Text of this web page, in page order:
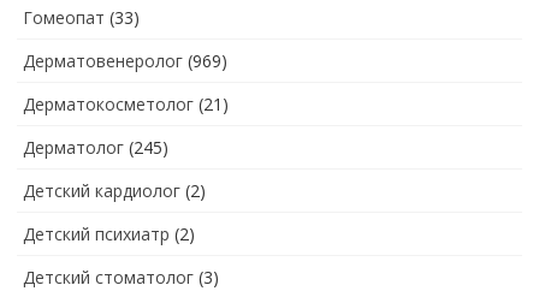
Гомеопат (33)
Дерматовенеролог (969)
Дерматокосметолог (21)
Дерматолог (245)
Детский кардиолог (2)
Детский психиатр (2)
Детский стоматолог (3)